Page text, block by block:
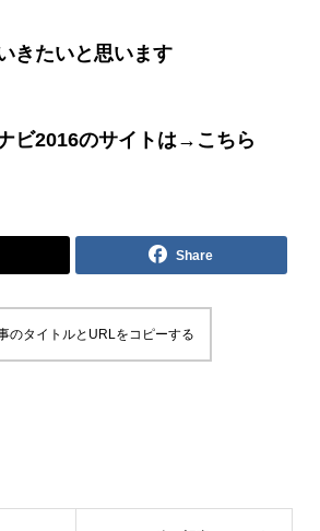
きたいと思います
ビ2016のサイトは → こちら
Share
のタイトルとURLをコピーする